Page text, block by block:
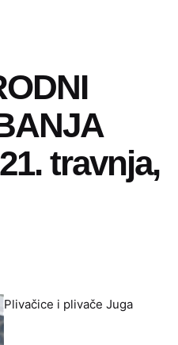
travnja,
Plivačice i plivače Juga